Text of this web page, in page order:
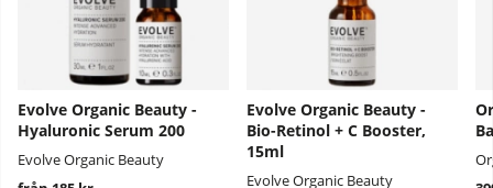
Evolve Organic Beauty -
Hyaluronic Serum 200
Evolve Organic Beauty
Evolve Organic Beauty -
Bio-Retinol + C Booster,
15ml
Evolve Organic Beauty